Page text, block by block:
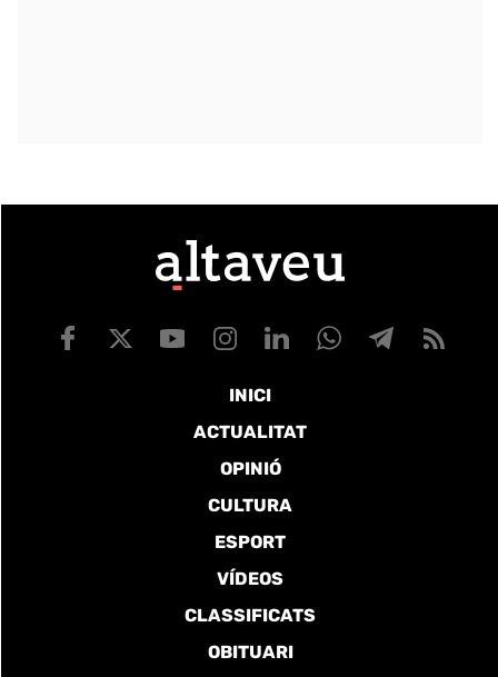
INICI
ACTUALITAT
OPINIÓ
CULTURA
ESPORT
VÍDEOS
CLASSIFICATS
OBITUARI